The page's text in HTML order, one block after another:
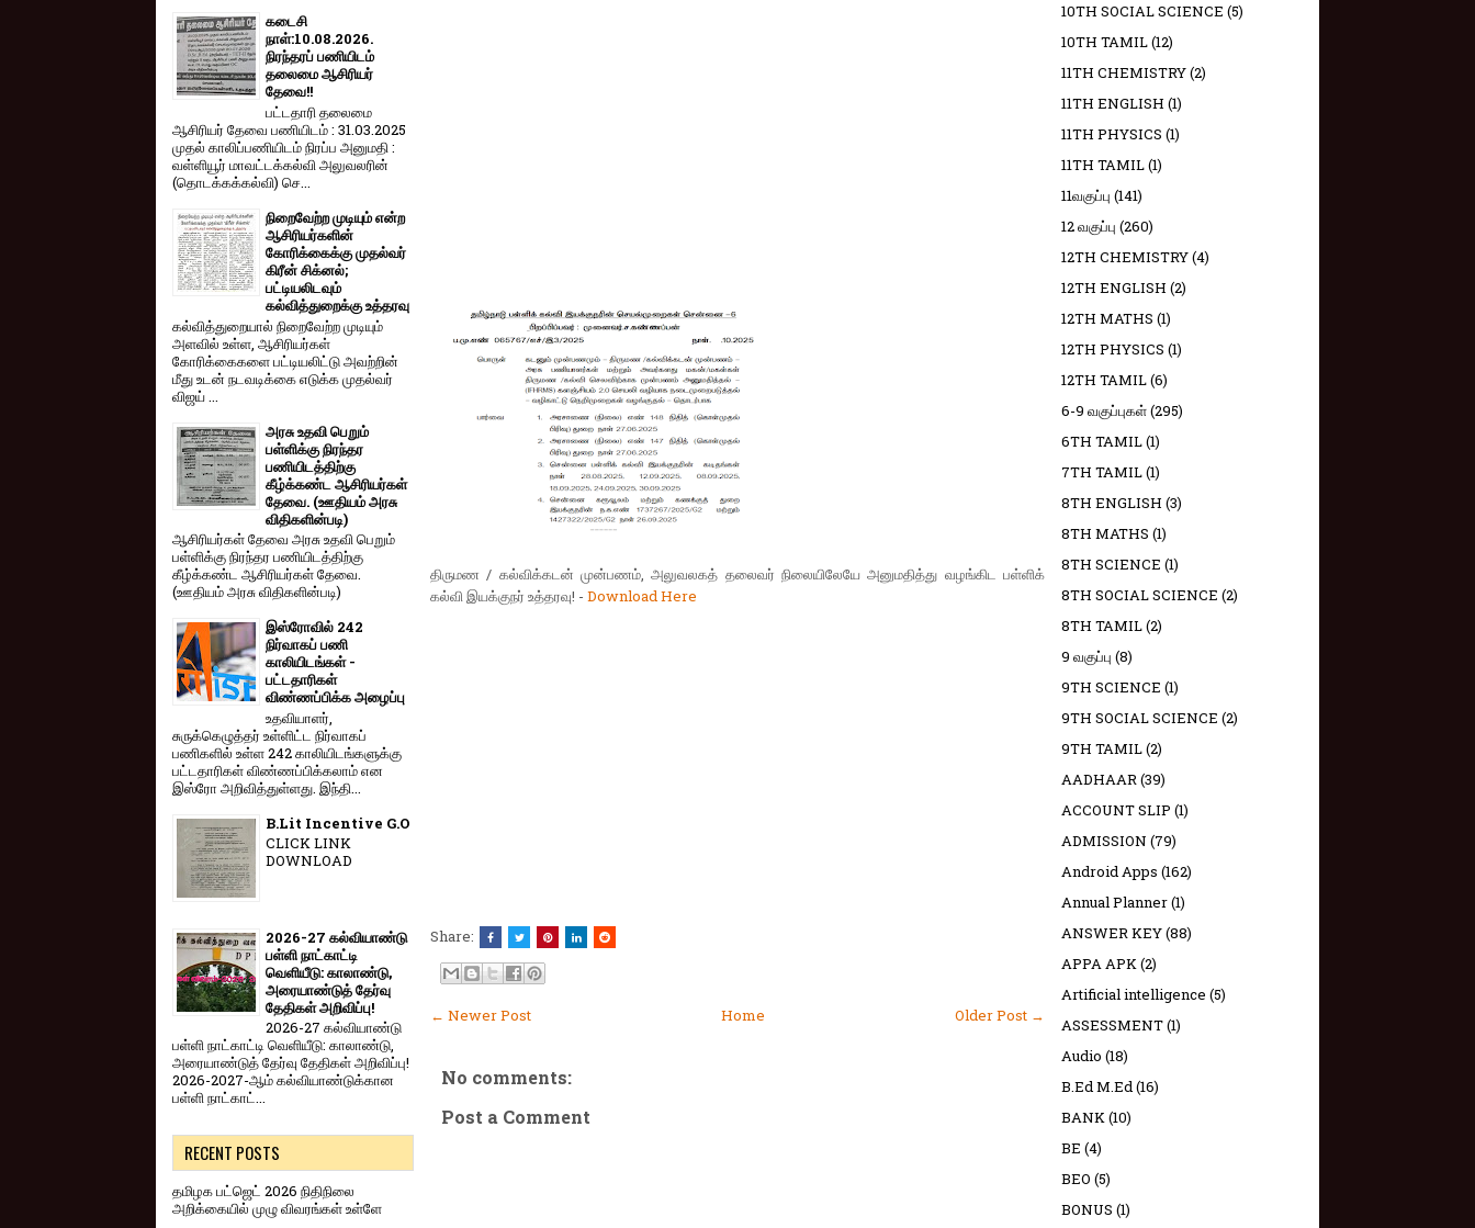
திருமண / கல்விக்கடன் முன்பணம், அலுவலகத் தலைவர் நிலையிலேயே அனுமதித்து வழங்கிட பள்ளிக்
கல்வி இயக்குநர் உத்தரவு! - Download Here
Share:
← Newer Post Older Post →
Home
No comments:
Post a Comment
கடைசி
நாள்:10.08.2026.
நிரந்தரப் பணியிடம்
தலைமை ஆசிரியர்
தேவை!!
பட்டதாரி தலைமை
ஆசிரியர் தேவை பணியிடம் : 31.03.2025
முதல் காலிப்பணியிடம் நிரப்ப அனுமதி :
வள்ளியூர் மாவட்டக்கல்வி அலுவலரின்
(தொடக்கக்கல்வி) செ...
நிறைவேற்ற முடியும் என்ற
ஆசிரியர்களின்
கோரிக்கைக்கு முதல்வர்
கிரீன் சிக்னல்;
பட்டியலிடவும்
கல்வித்துறைக்கு உத்தரவு
கல்வித்துறையால் நிறைவேற்ற முடியும்
அளவில் உள்ள, ஆசிரியர்கள்
கோரிக்கைகளை பட்டியலிட்டு அவற்றின்
மீது உடன் நடவடிக்கை எடுக்க முதல்வர்
விஜய் ...
அரசு உதவி பெறும்
பள்ளிக்கு நிரந்தர
பணியிடத்திற்கு
கீழ்க்கண்ட ஆசிரியர்கள்
தேவை. (ஊதியம் அரசு
விதிகளின்படி)
ஆசிரியர்கள் தேவை அரசு உதவி பெறும்
பள்ளிக்கு நிரந்தர பணியிடத்திற்கு
கீழ்க்கண்ட ஆசிரியர்கள் தேவை.
(ஊதியம் அரசு விதிகளின்படி)
இஸ்ரோவில் 242
நிர்வாகப் பணி
காலியிடங்கள் -
பட்டதாரிகள்
விண்ணப்பிக்க அழைப்பு
உதவியாளர்,
சுருக்கெழுத்தர் உள்ளிட்ட நிர்வாகப்
பணிகளில் உள்ள 242 காலியிடங்களுக்கு
பட்டதாரிகள் விண்ணப்பிக்கலாம் என
இஸ்ரோ அறிவித்துள்ளது. இந்தி...
B.Lit Incentive G.O
CLICK LINK
DOWNLOAD
2026-27 கல்வியாண்டு
பள்ளி நாட்காட்டி
வெளியீடு: காலாண்டு,
அரையாண்டுத் தேர்வு
தேதிகள் அறிவிப்பு!
2026-27 கல்வியாண்டு
பள்ளி நாட்காட்டி வெளியீடு: காலாண்டு,
அரையாண்டுத் தேர்வு தேதிகள் அறிவிப்பு!
2026-2027-ஆம் கல்வியாண்டுக்கான
பள்ளி நாட்காட்...
RECENT POSTS
தமிழக பட்ஜெட் 2026 நிதிநிலை
அறிக்கையில் முழு விவரங்கள் உள்ளே
10TH SOCIAL SCIENCE (5)
10TH TAMIL(12)
11TH CHEMISTRY(2)
11TH ENGLISH (1)
11TH PHYSICS (1)
11TH TAMIL(1)
11வகுப்பு (141)
12 வகுப்பு (260)
12TH CHEMISTRY(4)
12TH ENGLISH (2)
12TH MATHS (1)
12TH PHYSICS (1)
12TH TAMIL(6)
6-9 வகுப்புகள்(295)
6TH TAMIL(1)
7TH TAMIL(1)
8TH ENGLISH (3)
8TH MATHS (1)
8TH SCIENCE (1)
8TH SOCIAL SCIENCE (2)
8TH TAMIL(2)
9 வகுப்பு (8)
9TH SCIENCE (1)
9TH SOCIAL SCIENCE (2)
9TH TAMIL(2)
AADHAAR(39)
ACCOUNT SLIP (1)
ADMISSION (79)
Android Apps (162)
Annual Planner(1)
ANSWER KEY(88)
APPA APK(2)
Artificial intelligence (5)
ASSESSMENT(1)
Audio (18)
B.Ed M.Ed(16)
BANK(10)
BE (4)
BEO (5)
BONUS (1)